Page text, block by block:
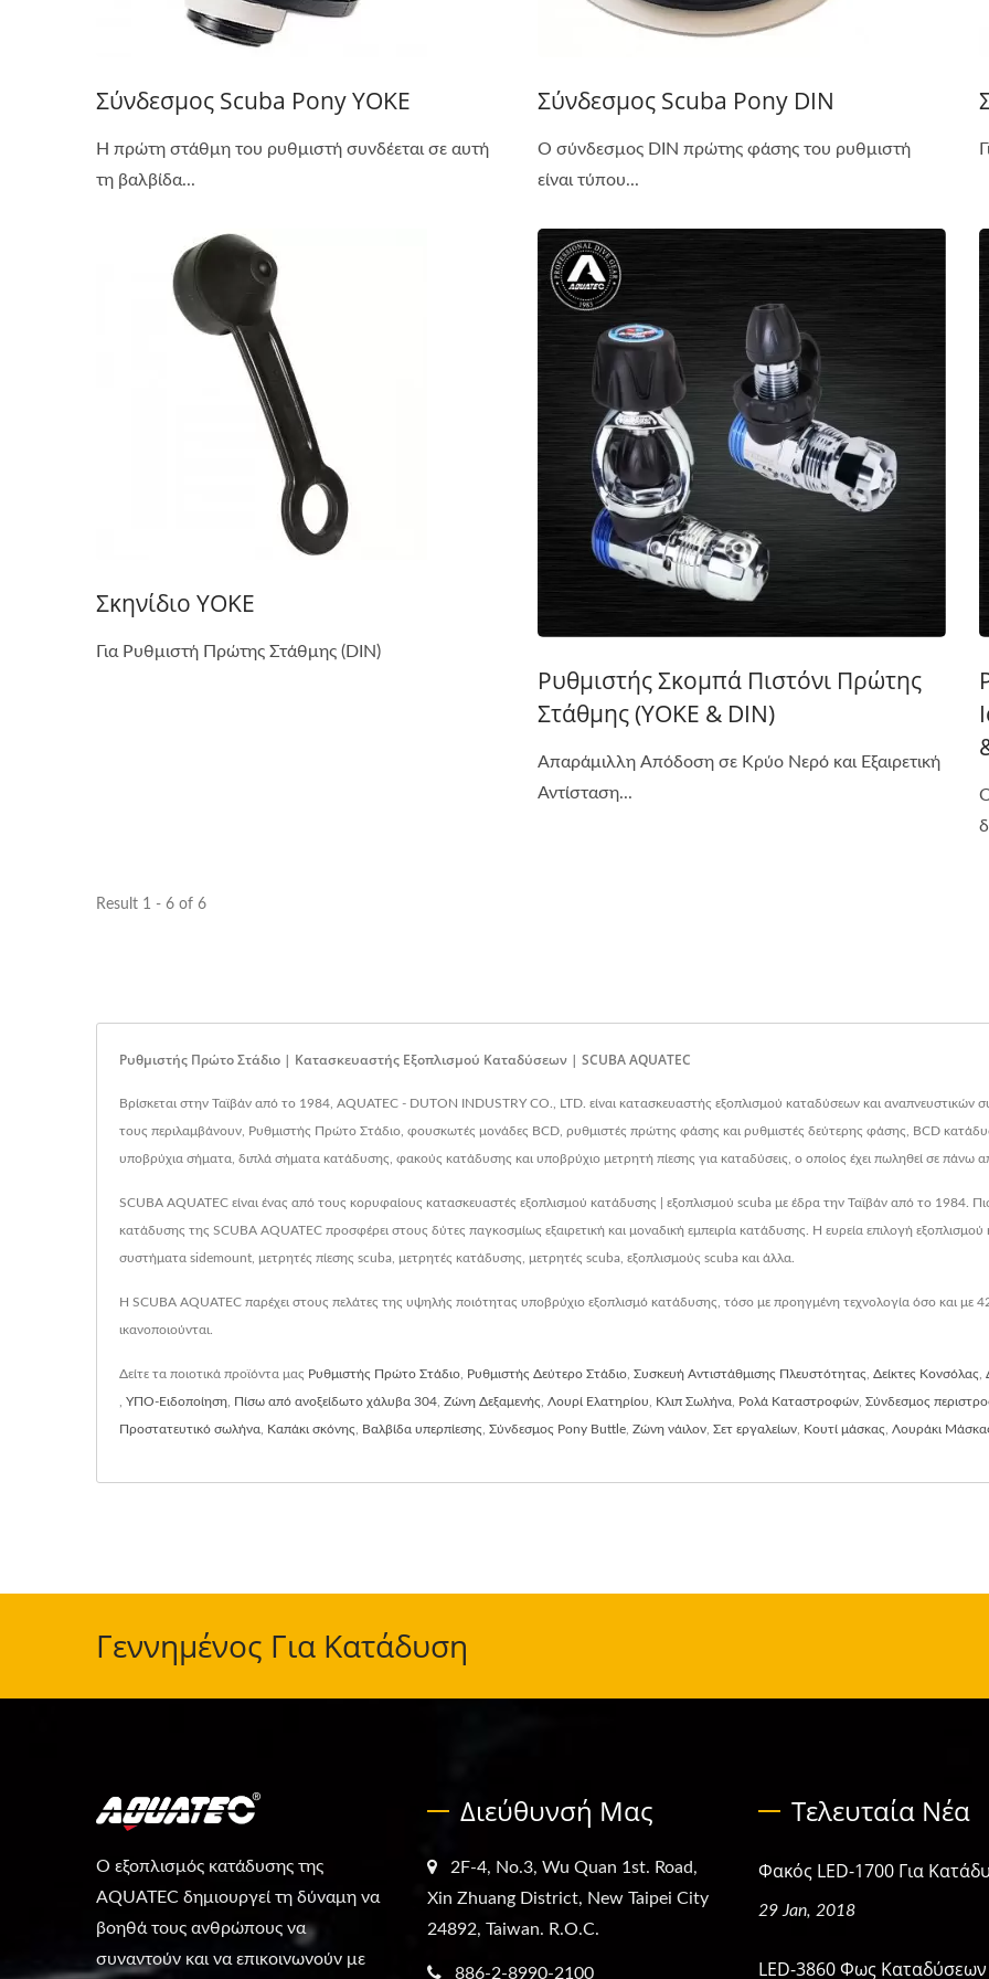
Σύνδεσμος Scuba Pony YOKE
Η πρώτη στάθμη του ρυθμιστή συνδέεται σε αυτή
τη βαλβίδα...
Σύνδεσμος Scuba Pony DIN
Ο σύνδεσμος DIN πρώτης φάσης του ρυθμιστή
είναι τύπου...
Σκηνίδιο YOKE
Για Ρυθμιστή Πρώτης Στάθμης (DIN)
Ρυθμιστής Σκομπά Πιστόνι Πρώτης
Στάθμης (YOKE & DIN)
Απαράμιλλη Απόδοση σε Κρύο Νερό και Εξαιρετική
Αντίσταση...
Result 1 - 6 of 6
Ρυθμιστής Πρώτο Στάδιο | Κατασκευαστής Εξοπλισμού Καταδύσεων | SCUBA AQUATEC
Βρίσκεται στην Ταϊβάν από το 1984, AQUATEC - DUTON INDUSTRY CO., LTD. είναι κατασκευαστής εξοπλισμού καταδύσεων και
τους περιλαμβάνουν, Ρυθμιστής Πρώτο Στάδιο, φουσκωτές μονάδες BCD, ρυθμιστές πρώτης φάσης και ρυθμιστές δεύτερης φάσης, BCD
υποβρύχια σήματα, διπλά σήματα κατάδυσης, φακούς κατάδυσης και υποβρύχιο μετρητή πίεσης για καταδύσεις, ο οποίος έχει πωληθεί σε πάνω
SCUBA AQUATEC είναι ένας από τους κορυφαίους κατασκευαστές εξοπλισμού κατάδυσης | εξοπλισμού scuba με έδρα την Ταϊβάν από το 1984.
κατάδυσης της SCUBA AQUATEC προσφέρει στους δύτες παγκοσμίως εξαιρετική και μοναδική εμπειρία κατάδυσης. Η ευρεία επιλογή
συστήματα sidemount, μετρητές πίεσης scuba, μετρητές κατάδυσης, μετρητές scuba, εξοπλισμούς scuba και άλλα.
Η SCUBA AQUATEC παρέχει στους πελάτες της υψηλής ποιότητας υποβρύχιο εξοπλισμό κατάδυσης, τόσο με προηγμένη τεχνολογία όσο και με 42
ικανοποιούνται.
Δείτε τα ποιοτικά προϊόντα μας Ρυθμιστής Πρώτο Στάδιο Ρυθμιστής Δεύτερο Στάδιο Συσκευή Αντιστάθμισης Πλευστότητας Δείκτες Κονσόλας
ΥΠΟ-Ειδοποίηση Πίσω από ανοξείδωτο χάλυβα 304 Ζώνη Δεξαμενής Λουρί Ελατηρίου Κλιπ Σωλήνα Ρολά Καταστροφών Σύνδεσμος
Προστατευτικό σωλήνα Καπάκι σκόνης Βαλβίδα υπερπίεσης Σύνδεσμος Pony Buttle Ζώνη νάιλον Σετ εργαλείων Κουτί μάσκας Λουράκι
Γεννημένος Για Κατάδυση
Ο εξοπλισμός κατάδυσης της
AQUATEC δημιουργεί τη δύναμη να
βοηθά τους ανθρώπους να
συναντούν και να επικοινωνούν με
Διεύθυνσή Μας
2F-4, No.3, Wu Quan 1st. Road,
Xin Zhuang District, New Taipei City
24892, Taiwan. R.O.C.
886-2-8990-2100
Τελευταία Νέα
Φακός LED-1700 Για
29 Jan, 2018
LED-3860 Φως Καταδύσεων